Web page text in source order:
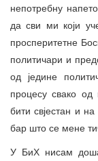
непотребну
да сви ми који
просперитетне
политичари и
од једине
процесу свако од
бити свјестан и
бар што се мене
У БиХ нисам